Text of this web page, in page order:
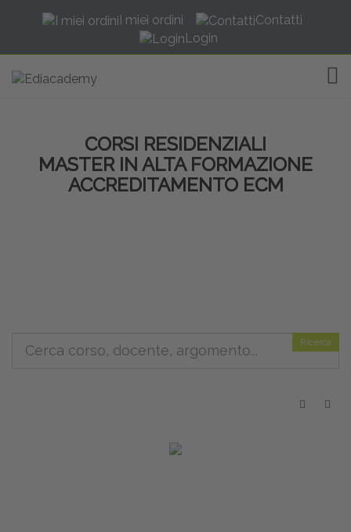
I miei ordini
Contatti
Login
CORSI RESIDENZIALI
MASTER IN ALTA FORMAZIONE
ACCREDITAMENTO ECM
Ricerca